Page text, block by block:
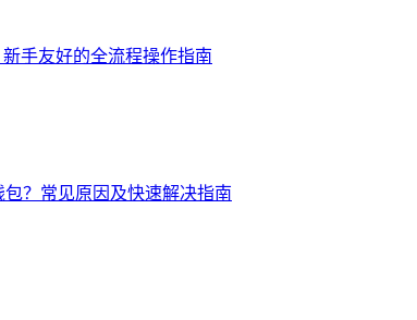
手友好的全流程操作指南
？常见原因及快速解决指南